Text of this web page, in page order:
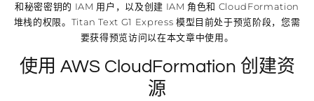
和秘密密钥的 IAM 用户，以及创建 IAM 角色和 CloudFormation
堆栈的权限。Titan Text G1 Express 模型目前处于预览阶段，您需
要获得预览访问以在本文章中使用。
使用 AWS CloudFormation 创建资
源